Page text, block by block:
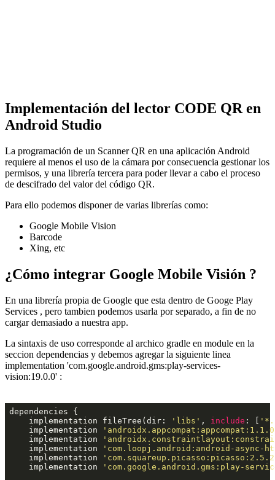
Implementación del lector CODE QR en
Android Studio
La programación de un Scanner QR en una aplicación Android
requiere al menos el uso de la cámara por consecuencia gestionar los
permisos, y una librería tercera para poder llevar a cabo el proceso
de descifrado del valor del código QR.
Para ello podemos disponer de varias librerías como:
Google Mobile Vision
Barcode
Xing, etc
¿Cómo integrar Google Mobile Visión ?
En una librería propia de Google que esta dentro de Googe Play
Services , pero tambien podemos usarla por separado, a fin de no
cargar demasiado a nuestra app.
La sintaxis de uso corresponde al archico gradle en module en la
seccion dependencias y debemos agregar la siguiente linea
implementation 'com.google.android.gms:play-services-
vision:19.0.0' :
dependencies {
    implementation fileTree(dir:
'libs' , include : [
    implementation
    implementation
    implementation
'com.loopj.android:android-async-
    implementation
    implementation
'com.google.android.gms:play-